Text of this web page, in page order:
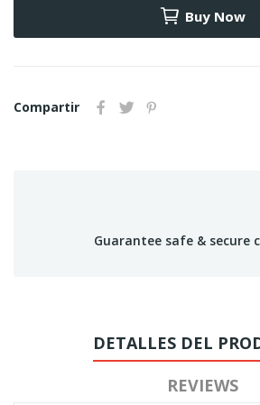
Buy Now
Compartir
Guarantee safe & secure
DETALLES DEL
REVIEWS